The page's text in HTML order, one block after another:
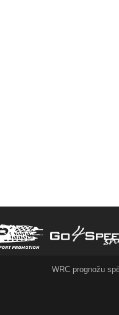
WRC prognožu